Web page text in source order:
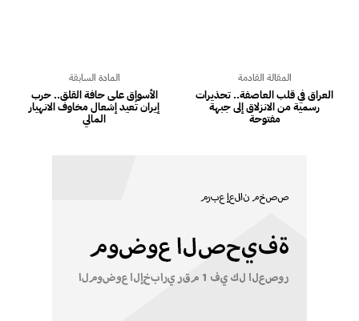
المادة السابقة
الأسواق على حافة القلق.. حرب
إيران تُعيد إشعال مخاوف الانهيار
المالي
المقالة القادمة
العراق في قلب العاصفة.. تحذيرات
رسمية من الانزلاق إلى جبهة
مفتوحة